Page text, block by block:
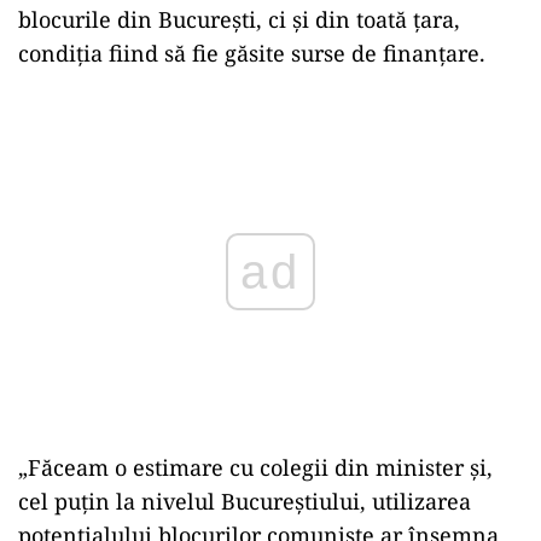
blocurile din București, ci și din toată țara,
condiția fiind să fie găsite surse de finanțare.
„Făceam o estimare cu colegii din minister şi,
cel puţin la nivelul Bucureştiului, utilizarea
potenţialului blocurilor comuniste ar însemna